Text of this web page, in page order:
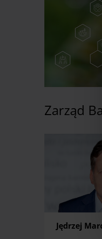
Zarząd
Jędrzej